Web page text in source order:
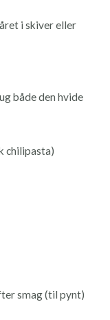
i skiver eller
både den hvide
chilipasta)
smag (til pynt)